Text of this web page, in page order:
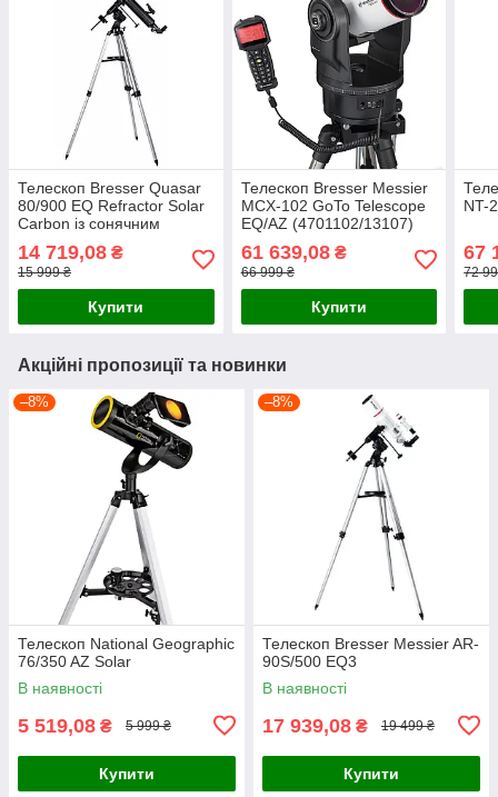
Телескоп Bresser Quasar
80/900 EQ Refractor Solar
Carbon із сонячним
для смартфона
14 719,08 ₴
15 999 ₴
Купити
Телескоп Bresser Messier
MCX-102 GoTo Telescope
EQ/AZ (4701102/13107)
61 639,08₴
66 999 ₴
Купити
NT-
67
72
Акційні пропозиції та новинки
–8%
Телескоп National Geographic
76/350 AZ Solar
В наявності
5 519,08 ₴ 5 999 ₴
Купити
–8%
Телескоп Bresser Messier AR-
90S/500 EQ3
В наявності
17 939,08 ₴ 19 499 ₴
Купити